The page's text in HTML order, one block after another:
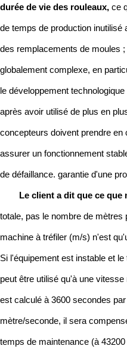
durée de vie des rouleaux, ce
de temps de production
des remplacements de moules
globalement complexe, en
le développement
après avoir utilisé de plus en
concepteurs doivent prendre
assurer un fonctionnement
de défaillance. garantie d'une
Le client a dit que ce que
totale, pas le nombre de
machine à tréfiler (m/s) n'est
Si l'équipement est instable et
peut être utilisé qu'à une
est calculé à 3600 secondes
mètre/seconde, il sera
temps de maintenance (à